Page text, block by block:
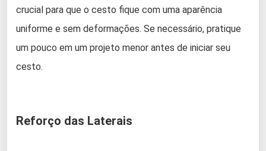
crucial para que o cesto fique com uma aparência
uniforme e sem deformações. Se necessário, pratique
um pouco em um projeto menor antes de iniciar seu
cesto.
Reforço das Laterais